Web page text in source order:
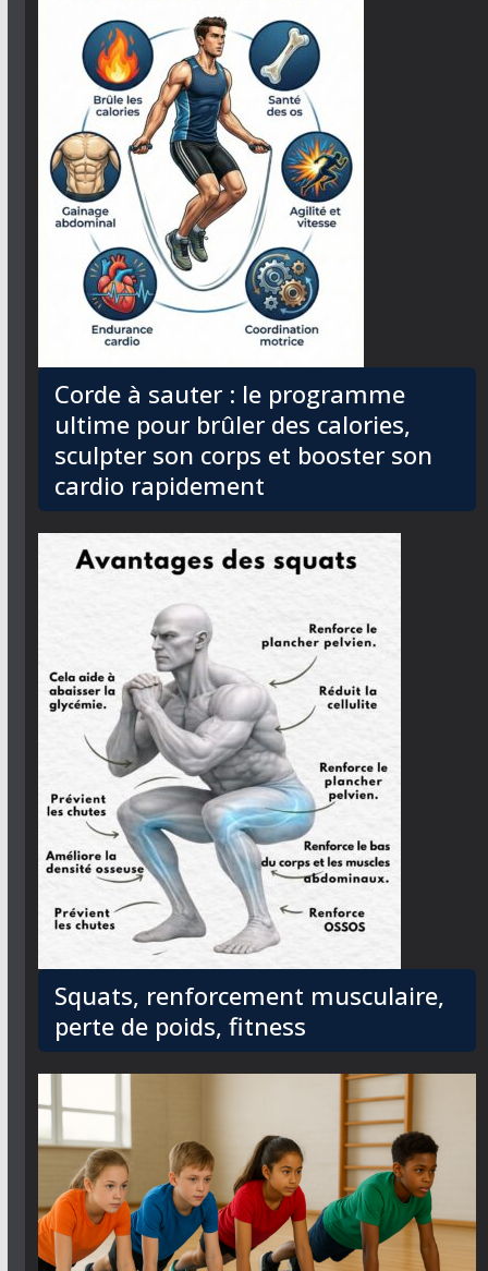
Corde à sauter : le programme
ultime pour brûler des calories,
sculpter son corps et booster son
cardio rapidement
Squats, renforcement musculaire,
perte de poids, fitness